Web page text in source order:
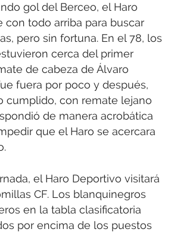
gol del Berceo, el Haro
con todo arriba para buscar
pero sin fortuna. En el 78, los
cerca del primer
de cabeza de Álvaro
fuera por poco y después,
cumplido, con remate lejano
de manera acrobática
que el Haro se acercara
el Haro Deportivo visitará
CF. Los blanquinegros
en la tabla clasificatoria
por encima de los puestos